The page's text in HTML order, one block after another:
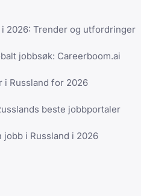
2026: Trender og utfordringer
jobbsøk: Careerboom.ai
i Russland for 2026
beste jobbportaler
i Russland i 2026